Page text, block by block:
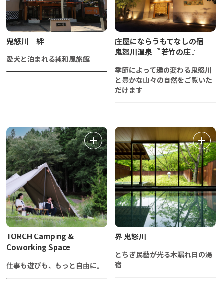
鬼怒川 絆
愛犬と泊まれる純和風旅館
庄屋にならうもてなしの宿
鬼怒川温泉『 若竹の庄 』
季節によって趣の変わる鬼怒川
と豊かな山々の自然をご覧いた
だけます
TORCH Camping &
Coworking Space
仕事も遊びも、もっと自由に。
界 鬼怒川
とちぎ民藝が光る木漏れ日の湯
宿